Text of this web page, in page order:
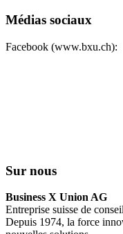
Médias sociaux
Facebook (www.bxu.ch):
Sur nous
Business X Union AG
Entreprise suisse de
Depuis 1974, la force